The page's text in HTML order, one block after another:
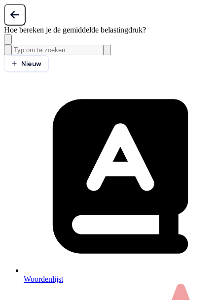
Hoe bereken je de gemiddelde belastingdruk?
Nieuw
Woordenlijst